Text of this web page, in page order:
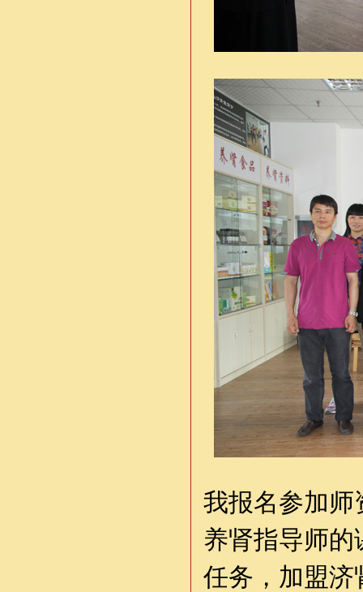
我报名参加师
养肾指导师
任务，加盟济